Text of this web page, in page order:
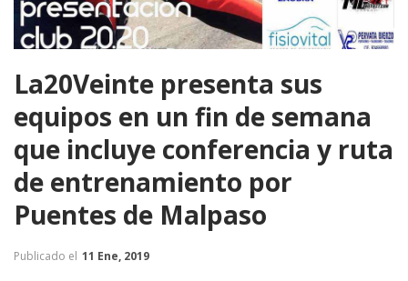
La20Veinte presenta sus
equipos en un fin de semana
que incluye conferencia y ruta
de entrenamiento por
Puentes de Malpaso
Publicado el 11 Ene, 2019